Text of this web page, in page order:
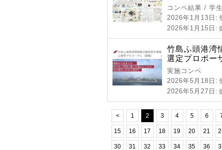
コンペ結果 / 学
2026年1月13日 :
2026年1月15日 :
竹島ふ頭港湾
選定プロポー
実施コンペ
2026年5月18日 :
2026年5月27日 :
< 1 2 3 4 5 6
15 16 17 18 19 20 21
30 31 32 33 34 35 36